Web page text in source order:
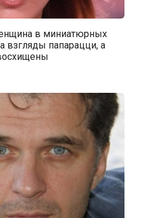
в миниатюрных
взгляды папарацци, а